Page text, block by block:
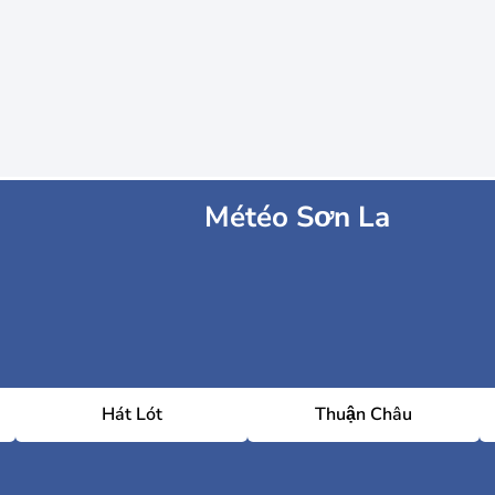
Météo Sơn La
Hát Lót Thuận Châu